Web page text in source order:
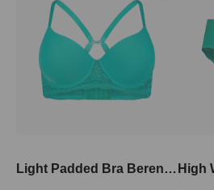
Light Padded Bra Berenice